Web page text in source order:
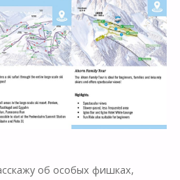
об особых фишках,